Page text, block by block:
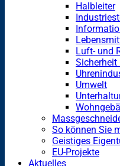
Halbleiter
Luft- und
Sicherheit
Umwelt
So können Sie
Geistiges
EU-Projekte
Aktuelles